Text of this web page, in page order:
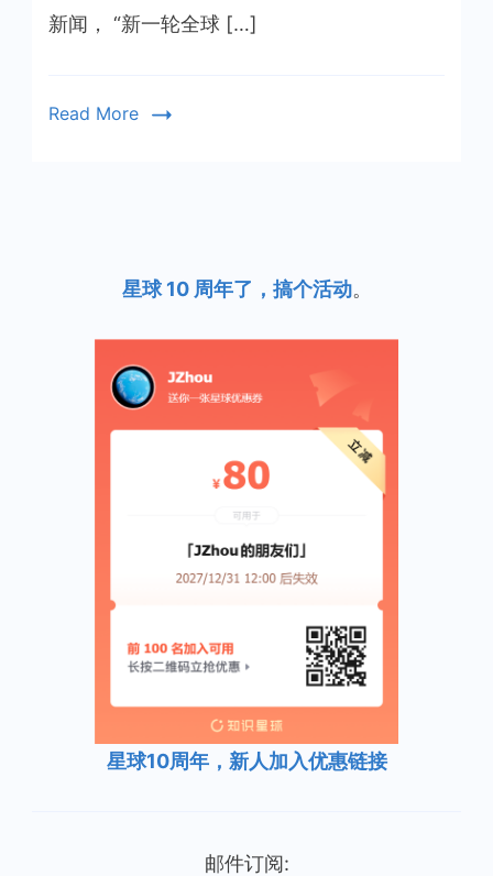
月
新闻， “新一轮全球 […]
Read More
星球 10 周年了，搞个活动。
星球10周年，新人加入优惠链接
邮件订阅: